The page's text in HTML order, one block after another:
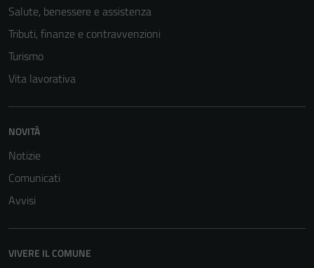
Salute, benessere e assistenza
Tributi, finanze e contravvenzioni
Turismo
Vita lavorativa
NOVITÀ
Notizie
Comunicati
Avvisi
VIVERE IL COMUNE